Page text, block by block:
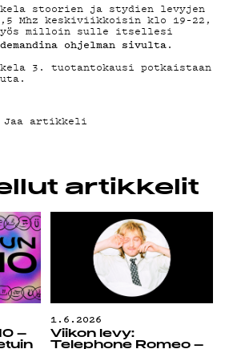
stoorien ja stydien levyjen
Mhz keskiviikkoisin klo 19–22,
milloin sulle itsellesi
ohjelman sivulta.
3. tuotantokausi potkaistaan
Jaa artikkeli
artikkelit
–
1.6.2026
Viikon levy:
Telephone Romeo –